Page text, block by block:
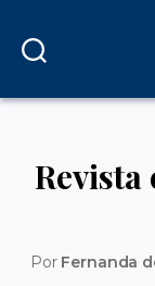
Por Fernanda